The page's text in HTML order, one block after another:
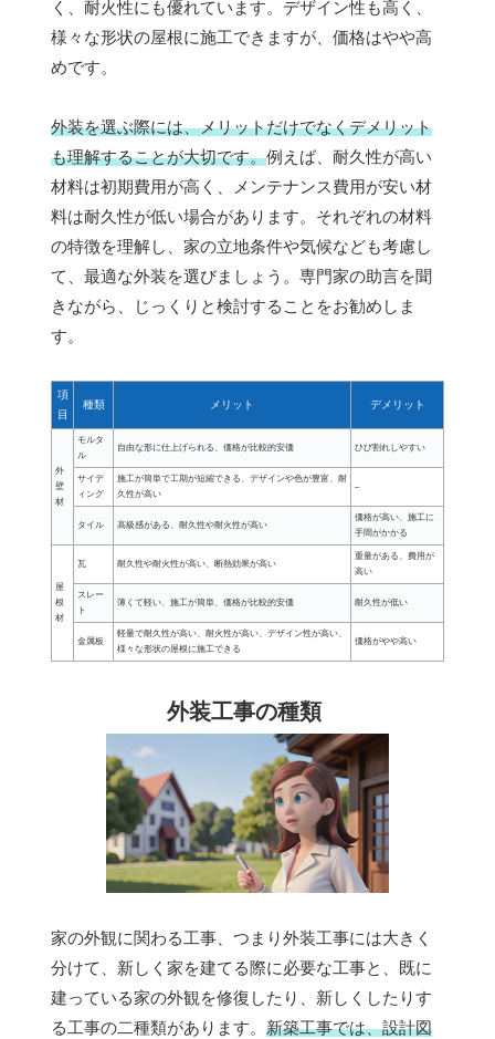
く、耐火性にも優れています。デザイン性も高く、
様々な形状の屋根に施工できますが、価格はやや高
めです。
外装を選ぶ際には、メリットだけでなくデメリット
も理解することが大切です。例えば、耐久性が高い
材料は初期費用が高く、メンテナンス費用が安い材
料は耐久性が低い場合があります。それぞれの材料
の特徴を理解し、家の立地条件や気候なども考慮し
て、最適な外装を選びましょう。専門家の助言を聞
きながら、じっくりと検討することをお勧めしま
す。
項
目
種類 メリット デメリット
外
壁
材
モルタ
ル
自由な形に仕上げられる、価格が比較的安価 ひび割れしやすい
サイデ
ィング
施工が簡単で工期が短縮できる、デザインや色が豊富、耐
久性が高い
–
タイル 高級感がある、耐久性や耐火性が高い
価格が高い、施工に
手間がかかる
屋
根
材
瓦 耐久性や耐火性が高い、断熱効果が高い
重量がある、費用が
高い
スレー
ト
薄くて軽い、施工が簡単、価格が比較的安価 耐久性が低い
金属板
軽量で耐久性が高い、耐火性が高い、デザイン性が高い、
様々な形状の屋根に施工できる
価格がやや高い
外装工事の種類
家の外観に関わる工事、つまり外装工事には大きく
分けて、新しく家を建てる際に必要な工事と、既に
建っている家の外観を修復したり、新しくしたりす
る工事の二種類があります。 新築工事では、設計図